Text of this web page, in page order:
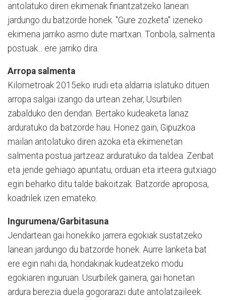
antolatuko diren ekimenak finantzatzeko lanean
jardungo du batzorde honek. "Gure zozketa" izeneko
ekimena jarriko asmo dute martxan. Tonbola, salmenta
postuak... ere jarriko dira.
Arropa salmenta
Kilometroak 2015eko irudi eta aldarria islatuko dituen
arropa salgai izango da urtean zehar, Usurbilen
zabalduko den dendan. Bertako kudeaketa lanaz
arduratuko da batzorde hau. Honez gain, Gipuzkoa
mailan antolatuko diren azoka eta ekimenetan
salmenta postua jartzeaz arduratuko da taldea. Zenbat
eta jende gehiago apuntatu, orduan eta irteera gutxiago
egin beharko ditu talde bakoitzak. Batzorde aproposa,
koadrilek izen emateko.
Ingurumena/Garbitasuna
Jendartean gai honekiko jarrera egokiak sustatzeko
lanean jardungo du batzorde honek. Aurre lanketa bat
ere egin nahi da, hondakinak kudeatzeko modu
egokiaren inguruan. Usurbilek gainera, gai honetan
ardura berezia duela gogorarazi dute antolatzaileek.